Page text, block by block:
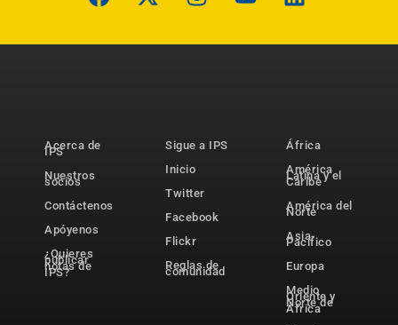
Acerca de
IPS
Nuestros
socios
Contáctenos
Apóyenos
¿Quieres
publicar
notas de
IPS?
Sigue a IPS
Inicio
Twitter
Facebook
Flickr
Reglas de
comunidad
África
América
Latina y el
Caribe
América del
Norte
Asia-
Pacífico
Europa
Medio
Oriente y
Norte de
África